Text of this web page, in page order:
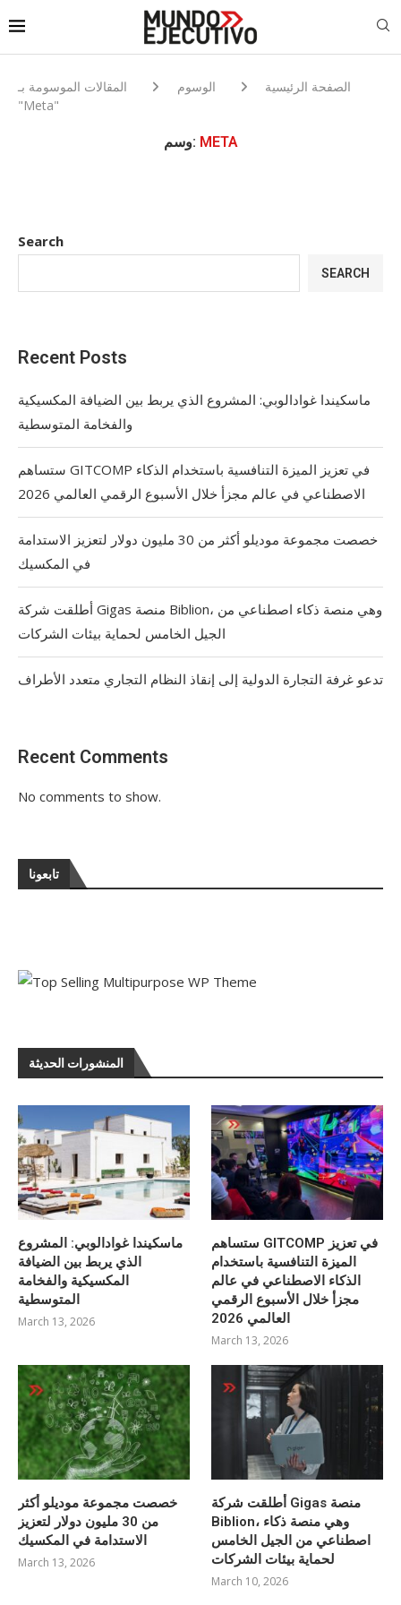
الصفحة الرئيسية الوسوم
المقالات الموسومة بـ
"Meta"
وسم: META
Search
SEARCH
Recent Posts
ماسكيندا غوادالوبي: المشروع الذي يربط بين الضيافة المكسيكية
والفخامة المتوسطية
ستساهم GITCOMP في تعزيز الميزة التنافسية باستخدام الذكاء
الاصطناعي في عالم مجزأ خلال الأسبوع الرقمي العالمي 2026
خصصت مجموعة موديلو أكثر من 30 مليون دولار لتعزيز الاستدامة
في المكسيك
أطلقت شركة Gigas منصة Biblion، وهي منصة ذكاء اصطناعي من
الجيل الخامس لحماية بيئات الشركات
تدعو غرفة التجارة الدولية إلى إنقاذ النظام التجاري متعدد الأطراف
Recent Comments
No comments to show.
تابعونا
المنشورات الحديثة
ماسكيندا غوادالوبي: المشروع
الذي يربط بين الضيافة
المكسيكية والفخامة
المتوسطية
March 13, 2026
ستساهم GITCOMP في تعزيز
الميزة التنافسية باستخدام
الذكاء الاصطناعي في عالم
مجزأ خلال الأسبوع الرقمي
العالمي 2026
March 13, 2026
خصصت مجموعة موديلو أكثر
من 30 مليون دولار لتعزيز
الاستدامة في المكسيك
March 13, 2026
أطلقت شركة Gigas منصة
Biblion، وهي منصة ذكاء
اصطناعي من الجيل الخامس
لحماية بيئات الشركات
March 10, 2026